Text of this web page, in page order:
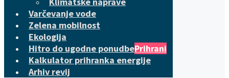
Varčevanje vode
Zelena mobilnost
Ekologija
Hitro do ugodne ponudbePrihrani
Kalkulator prihranka energije
Arhiv revij